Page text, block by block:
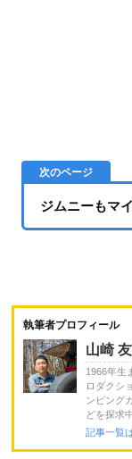
ジムニーもマ
執筆者プロフィール
山崎
1966年生
ロダクシ
ンピング
どを探求
記事一覧